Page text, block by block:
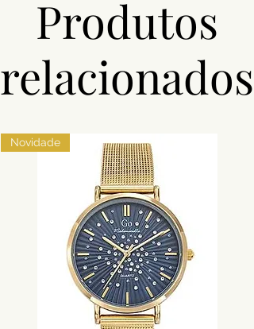
Produtos
relacionados
Novidade